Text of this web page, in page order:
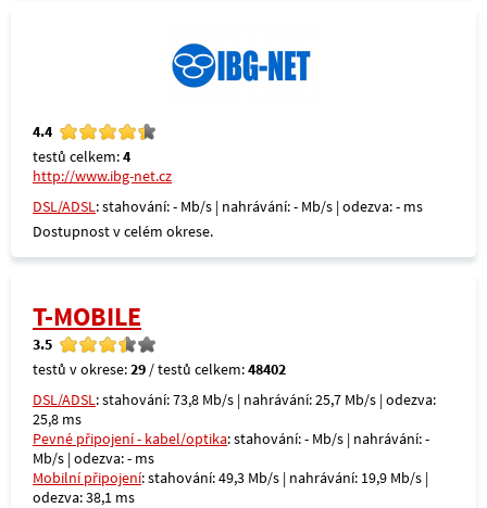
4.4
testů celkem:4
http://www.ibg-net.cz
DSL/ADSL: stahování: - Mb/s | nahrávání: - Mb/s | odezva: - ms
Dostupnost v celém okrese.
T-MOBILE
3.5
testů v okrese:29 / testů celkem:48402
DSL/ADSL: stahování: 73,8 Mb/s | nahrávání: 25,7 Mb/s | odezva:
25,8 ms
Pevné připojení - kabel/optika: stahování: - Mb/s | nahrávání: -
Mb/s | odezva: - ms
Mobilní připojení: stahování: 49,3 Mb/s | nahrávání: 19,9 Mb/s |
odezva: 38,1 ms